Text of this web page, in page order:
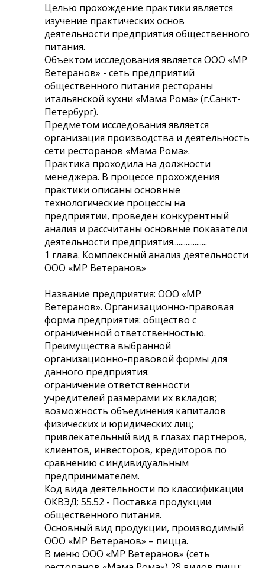
Целью прохождение практики является
изучение практических основ
деятельности предприятия общественного
питания.
Объектом исследования является ООО «МР
Ветеранов» - сеть предприятий
общественного питания рестораны
итальянской кухни «Мама Рома» (г.Санкт-
Петербург).
Предметом исследования является
организация производства и деятельность
сети ресторанов «Мама Рома».
Практика проходила на должности
менеджера. В процессе прохождения
практики описаны основные
технологические процессы на
предприятии, проведен конкурентный
анализ и рассчитаны основные показатели
деятельности предприятия...................
1 глава. Комплексный анализ деятельности
ООО «МР Ветеранов»
Название предприятия: ООО «МР
Ветеранов». Организационно-правовая
форма предприятия: общество с
ограниченной ответственностью.
Преимущества выбранной
организационно-правовой формы для
данного предприятия:
ограничение ответственности
учредителей размерами их вкладов;
возможность объединения капиталов
физических и юридических лиц;
привлекательный вид в глазах партнеров,
клиентов, инвесторов, кредиторов по
сравнению с индивидуальным
предпринимателем.
Код вида деятельности по классификации
ОКВЭД: 55.52 - Поставка продукции
общественного питания.
Основный вид продукции, производимый
ООО «МР Ветеранов» – пицца.
В меню ООО «МР Ветеранов» (сеть